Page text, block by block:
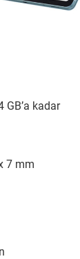
GB’a kadar
7 mm